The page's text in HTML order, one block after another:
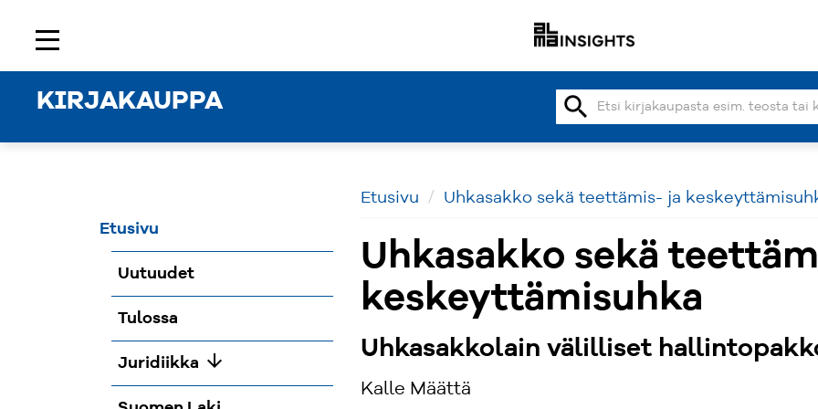
KIRJAKAUPPA search
Etusivu
Etusivu
Uutuudet
Tulossa
Juridiikka arrow_downward
Etusivu Uhkasakko sekä teettämis- ja
Uhkasakko sekä
keskeyttämisuhka
Uhkasakkolain välilliset
Kalle Määttä